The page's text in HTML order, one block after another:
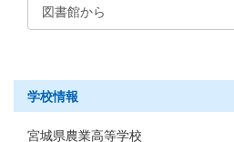
図書館から
学校情報
宮城県農業高等学校